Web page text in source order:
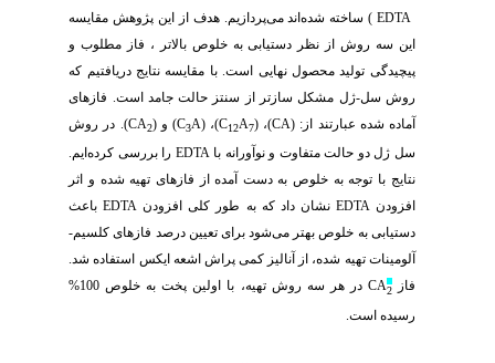
EDTA
)ساختهشده‌اند می‌پردازیم. هدف از این پژوهش مقایسه
این سه روش از نظر دستیابی به خلوص بالاتر ، فاز مطلوب و
پیچیدگی تولید محصول نهایی است.با مقایسه نتایج دریافتیم که
روش سل-ژل مشکل سازتر از سنتز حالت جامد است.فازهای
آماده شده عبارتند از: (CA)، ( C12A 7 )، ( C3A ) و ( CA 2
).در روش
سل ژل دو حالت متفاوت و نوآورانه باEDTAرا بررسی کرده‌ایم.
نتایج با توجه به خلوص به دست آمده از فازهای تهیه شده و اثر
افزودنEDTAنشان داد که به طور کلی افزودنEDTA باعث
دستیابی به خلوص بهتر می‌شود برای تعیین درصد فازهای کلسیم-
آلومینات تهیه شده، از آنالیز کمی پراش اشعه ایکساستفاده شد.
فاز
CA 2
در هر سه روش تهیه، با اولین پخت به خلوص 100%
رسیده است.